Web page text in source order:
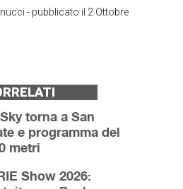
- pubblicato il 2 Ottobre
torna a San
e programma del
metri
Show 2026: